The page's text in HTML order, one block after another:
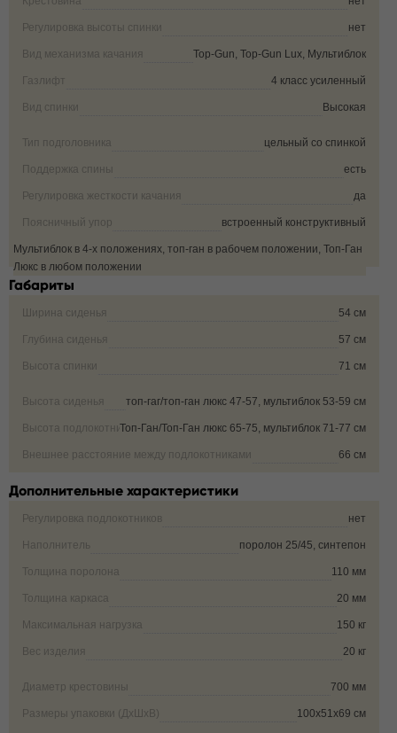
Регулировка высоты спинки нет
Вид механизма качания Top-Gun, Top-Gun Lux, Мультиблок
Газлифт 4 класс усиленный
Вид спинки Высокая
Тип подголовника цельный со спинкой
Поддержка спины есть
Регулировка жесткости качания да
Поясничный упор встроенный конструктивный
Фиксация угла наклона кресла
Мультиблок в 4-х положениях, топ-ган в рабочем положении, Топ-Ган
Люкс в любом положении
Габариты
Ширина сиденья 54 см
Глубина сиденья 57 см
Высота спинки 71 см
Высота сиденья топ-гаг/топ-ган люкс 47-57, мультиблок 53-59 см
Высота подлокотника от полаТоп-Ган/Топ-Ган люкс 65-75, мультиблок 71-77 см
Внешнее расстояние между подлокотниками 66 см
Дополнительные характеристики
Регулировка подлокотников нет
Наполнитель поролон 25/45, синтепон
Толщина поролона 110 мм
Толщина каркаса 20 мм
Максимальная нагрузка 150 кг
Вес изделия 20 кг
Диаметр крестовины 700 мм
Размеры упаковки (ДxШxВ) 100х51х69 см